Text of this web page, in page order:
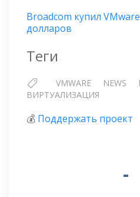
Broadcom купил
долларов
Теги
VMWARE NEWS
ВИРТУАЛИЗАЦИЯ
💰 Поддержать проект